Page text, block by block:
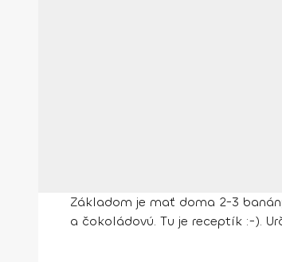
Základom je mať doma 2-3
a čokoládovú. Tu je receptík :-).